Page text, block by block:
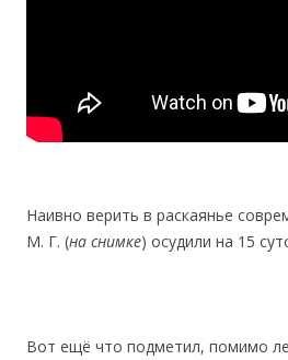
Наивно верить в раскаянье
М. Г. (на снимке) осудили на 15
Вот ещё что подметил, помимо